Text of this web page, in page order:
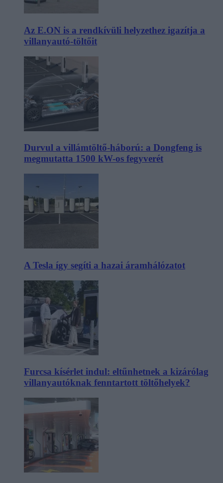
Az E.ON is a rendkívüli helyzethez igazítja a
villanyautó-töltőit
Durvul a villámtöltő-háború: a Dongfeng is
megmutatta 1500 kW-os fegyverét
A Tesla így segíti a hazai áramhálózatot
Furcsa kísérlet indul: eltűnhetnek a kizárólag
villanyautóknak fenntartott töltőhelyek?